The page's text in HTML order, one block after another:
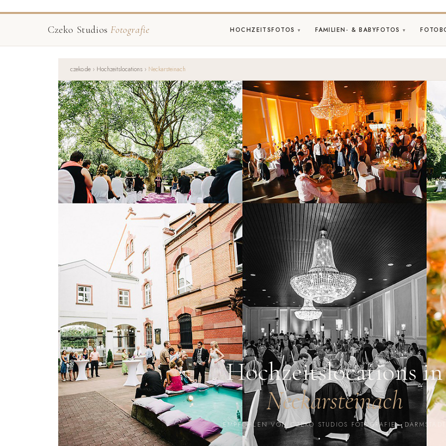
Czeko StudiosFotografie HOCHZEITSFOTOS FAMILIEN- & BABYFOTOS
czeko.de › Hochzeitslocations › Neckarsteinach
Hochzeitslocations in
Neckarsteinach
EMPFOHLEN VON CZEKO STUDIOS FOTOGRAFIE · DARMSTADT